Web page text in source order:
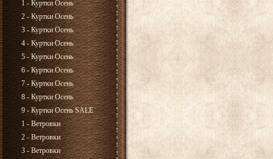
1 - Куртки Осень
2 - Куртки Осень
3 - Куртки Осень
4 - Куртки Осень
5 - Куртки Осень
6 - Куртки Осень
7 - Куртки Осень
8 - Куртки Осень
9 - Куртки Осень SALE
1 - Ветровки
2 - Ветровки
3 - Ветровки